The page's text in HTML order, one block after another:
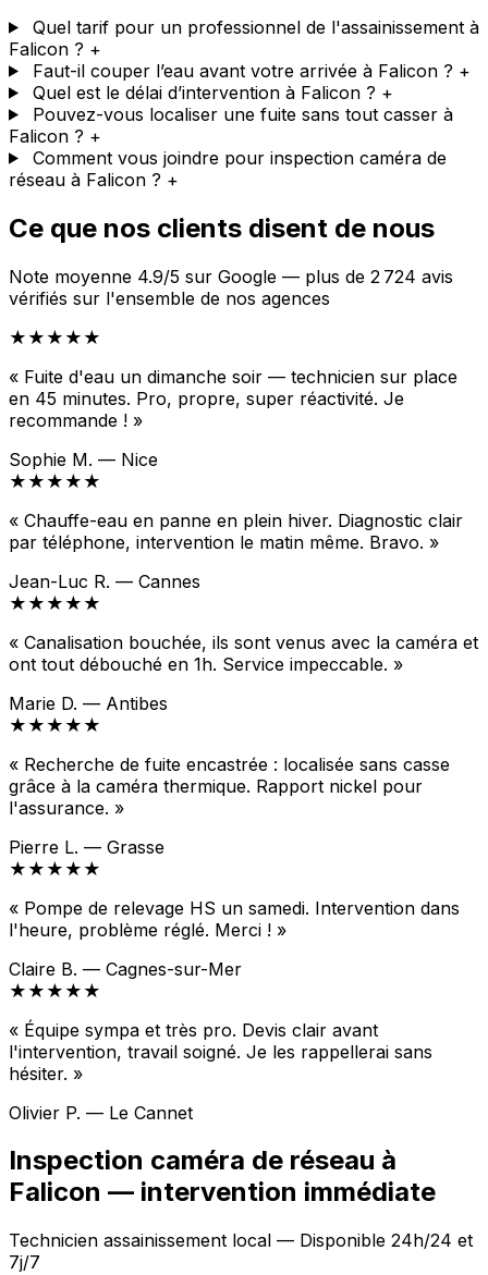
Quel tarif pour un professionnel de l'assainissement à
Falicon ? +
Faut-il couper l’eau avant votre arrivée à Falicon ? +
Quel est le délai d’intervention à Falicon ? +
Pouvez-vous localiser une fuite sans tout casser à
Falicon ? +
Comment vous joindre pour inspection caméra de
réseau à Falicon ? +
Ce que nos clients disent de nous
Note moyenne 4.9/5 sur Google — plus de 2 724 avis
vérifiés sur l'ensemble de nos agences
★★★★★
« Fuite d'eau un dimanche soir — technicien sur place
en 45 minutes. Pro, propre, super réactivité. Je
recommande ! »
Sophie M. — Nice
★★★★★
« Chauffe-eau en panne en plein hiver. Diagnostic clair
par téléphone, intervention le matin même. Bravo. »
Jean-Luc R. — Cannes
★★★★★
« Canalisation bouchée, ils sont venus avec la caméra et
ont tout débouché en 1h. Service impeccable. »
Marie D. — Antibes
★★★★★
« Recherche de fuite encastrée : localisée sans casse
grâce à la caméra thermique. Rapport nickel pour
l'assurance. »
Pierre L. — Grasse
★★★★★
« Pompe de relevage HS un samedi. Intervention dans
l'heure, problème réglé. Merci ! »
Claire B. — Cagnes-sur-Mer
★★★★★
« Équipe sympa et très pro. Devis clair avant
l'intervention, travail soigné. Je les rappellerai sans
hésiter. »
Olivier P. — Le Cannet
Inspection caméra de réseau à
Falicon — intervention immédiate
Technicien assainissement local — Disponible 24h/24 et
7j/7